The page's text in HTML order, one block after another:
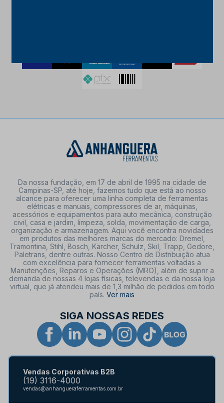
Da nossa fundação, em 17 de abril de 1995 na cidade de
Campinas-SP, até hoje, fazemos tudo que está ao nosso
alcance para oferecer uma linha completa de ferramentas
elétricas e manuais, compressores de ar, máquinas,
acessórios e equipamentos para auto mecânica, construção
civil, casa e jardim, limpeza, solda, movimentação de carga,
organização e armazenagem. Aqui você encontra novidades
em produtos das melhores marcas do mercado: Dremel,
Tramontina, Stihl, Bosch, Kärcher, Schulz, Skil, Trapp, Gedore,
Paletrans, dentre outras. Nosso Centro de Distribuição atua
com excelência para fornecer ferramentas voltadas a
Manutenções, Reparos e Operações (MRO), além de suprir a
demanda de nossas 4 lojas físicas, televendas e da nossa loja
virtual, que já atendeu mais de 1,3 milhão de pedidos em todo
país. Ver mais
SIGA NOSSAS REDES
Vendas Corporativas B2B
(19) 3116-4000
vendas@anhangueraferramentas.com.br